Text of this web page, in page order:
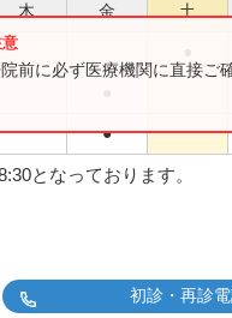
木 金 土
●
前に必ず医療機関に直接ご
となっております。
初診・再診